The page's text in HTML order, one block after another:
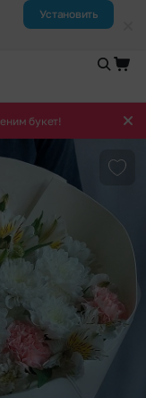
Установить
букет!